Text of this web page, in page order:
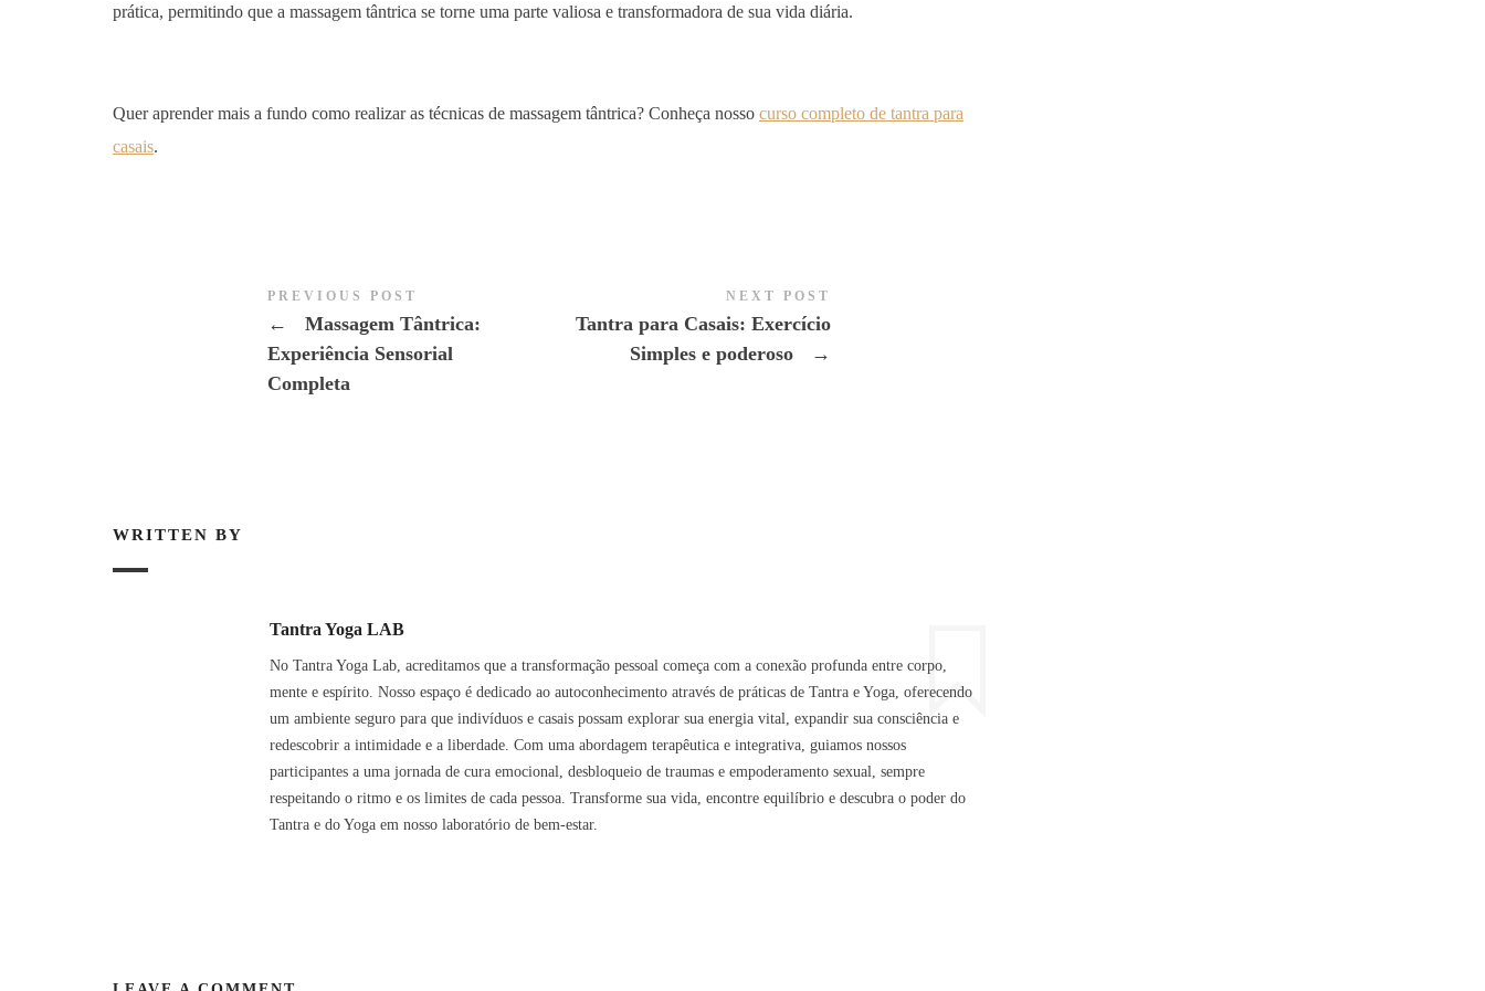
prática, permitindo que a massagem tântrica se torne uma parte valiosa e transformadora de sua vida diária.
Quer aprender mais a fundo como realizar as técnicas de massagem tântrica? Conheça nosso curso completo de tantra para
casais.
PREVIOUS POST
←
Massagem Tântrica:
Experiência Sensorial
Completa
NEXT POST
Tantra para Casais: Exercício
Simples e poderoso
→
WRITTEN BY
Tantra Yoga LAB
No Tantra Yoga Lab, acreditamos que a transformação pessoal começa com a conexão profunda entre corpo,
mente e espírito. Nosso espaço é dedicado ao autoconhecimento através de práticas de Tantra e Yoga, oferecendo
um ambiente seguro para que indivíduos e casais possam explorar sua energia vital, expandir sua consciência e
redescobrir a intimidade e a liberdade. Com uma abordagem terapêutica e integrativa, guiamos nossos
participantes a uma jornada de cura emocional, desbloqueio de traumas e empoderamento sexual, sempre
respeitando o ritmo e os limites de cada pessoa. Transforme sua vida, encontre equilíbrio e descubra o poder do
Tantra e do Yoga em nosso laboratório de bem-estar.